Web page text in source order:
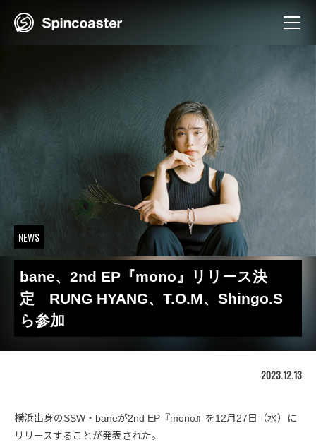
NEWS
bane、2nd EP『mono』リリース決
定 RUNG HYANG、T.O.M、Shingo.S
ら参加
2023.12.13
横浜出身のSSW・baneが2nd EP『mono』を12月27日（水）に
リリースすることが発表された。